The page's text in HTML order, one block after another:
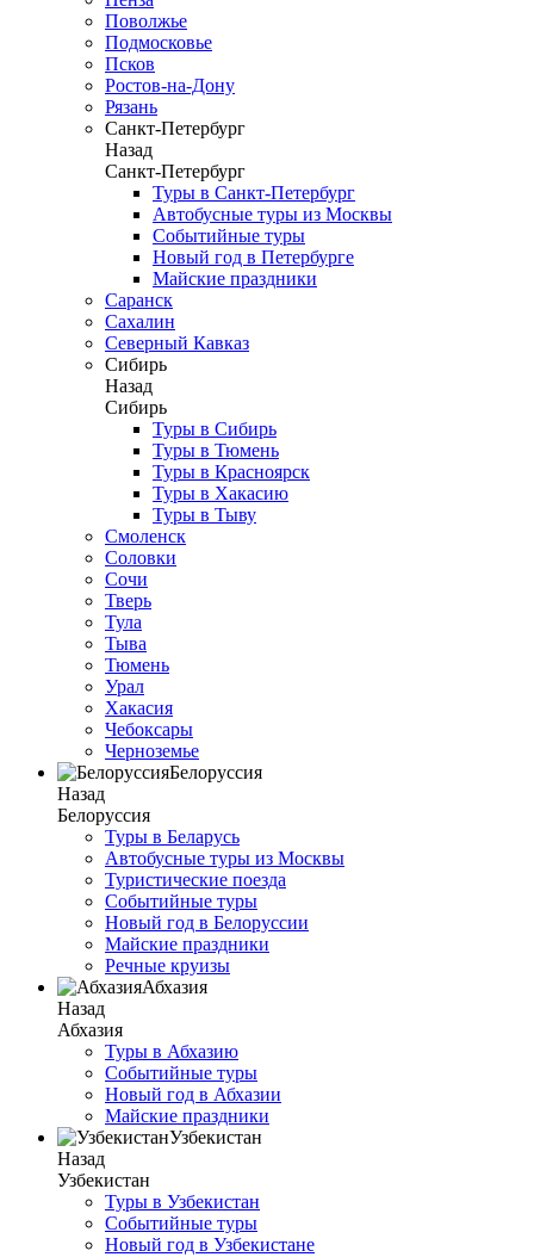
Поволжье
Подмосковье
Псков
Ростов-на-Дону
Рязань
Санкт-Петербург
Назад
Санкт-Петербург
Туры в Санкт-Петербург
Автобусные туры из Москвы
Событийные туры
Новый год в Петербурге
Майские праздники
Саранск
Сахалин
Северный Кавказ
Сибирь
Назад
Сибирь
Туры в Сибирь
Туры в Тюмень
Туры в Красноярск
Туры в Хакасию
Туры в Тыву
Смоленск
Соловки
Сочи
Тверь
Тула
Тыва
Тюмень
Урал
Хакасия
Чебоксары
Черноземье
Белоруссия
Назад
Белоруссия
Туры в Беларусь
Автобусные туры из Москвы
Туристические поезда
Событийные туры
Новый год в Белоруссии
Майские праздники
Речные круизы
Абхазия
Назад
Абхазия
Туры в Абхазию
Событийные туры
Новый год в Абхазии
Майские праздники
Узбекистан
Назад
Узбекистан
Туры в Узбекистан
Событийные туры
Новый год в Узбекистане